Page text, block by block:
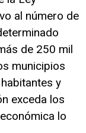
al número de
de 250 mil
municipios
y
exceda los
lo